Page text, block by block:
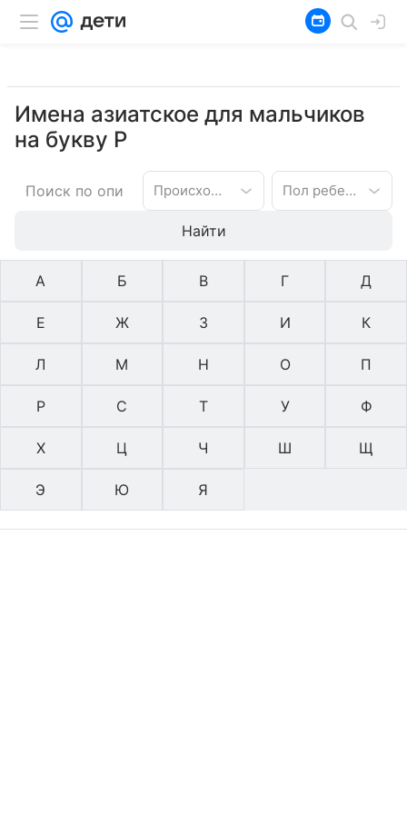
Имена азиатское для мальчиков
на букву Р
Происхождение имени Пол ребенка
Найти
А Б В Г Д
Е Ж З И К
Л М Н О П
Р С Т У Ф
Х Ц Ч Ш Щ
Э Ю Я